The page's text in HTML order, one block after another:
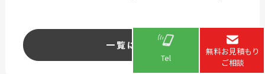
無料お見積もり
ご相談
Tel
一覧に戻る